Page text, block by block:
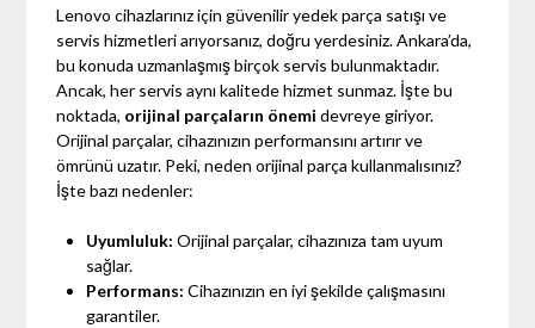
Lenovo cihazlarınız için güvenilir yedek parça satışı ve
servis hizmetleri arıyorsanız, doğru yerdesiniz. Ankara’da,
bu konuda uzmanlaşmış birçok servis bulunmaktadır.
Ancak, her servis aynı kalitede hizmet sunmaz. İşte bu
noktada, orijinal parçaların önemi devreye giriyor.
Orijinal parçalar, cihazınızın performansını artırır ve
ömrünü uzatır. Peki, neden orijinal parça kullanmalısınız?
İşte bazı nedenler:
Uyumluluk: Orijinal parçalar, cihazınıza tam uyum
sağlar.
Performans: Cihazınızın en iyi şekilde çalışmasını
garantiler.